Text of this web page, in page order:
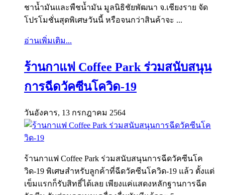
ชาน้ำมันและพืชน้ำมัน มูลนิธิชัยพัฒนา จ.เชียงราย จัด
โปรโมชั่นสุดพิเศษวันนี้ หรือจนกว่าสินค้าจะ ...
อ่านเพิ่มเติม...
ร้านกาแฟ Coffee Park ร่วมสนับสนุน
การฉีดวัคซีนโควิด-19
วันอังคาร, 13 กรกฎาคม 2564
ร้านกาแฟ Coffee Park ร่วมสนับสนุนการฉีดวัคซีนโค
วิด-19 พิเศษสำหรับลูกค้าที่ฉีดวัคซีนโควิด-19 แล้ว ตั้งแต่
เข็มแรกก็รับสิทธิ์ได้เลย เพียงแค่แสดงหลักฐานการฉีด